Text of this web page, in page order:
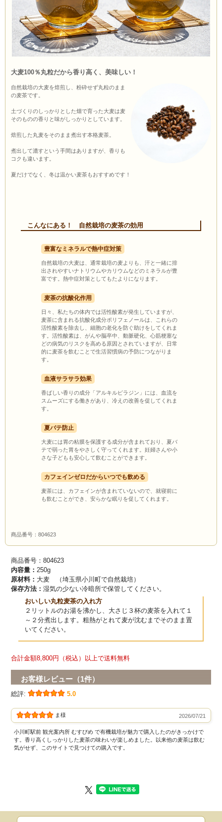
大麦100％丸粒だから香り高く、美味しい！
自然栽培の大麦を焙煎し、粉砕せず丸粒のまま
の麦茶です。
土づくりのしっかりとした畑で育った大麦は麦
そのものの香りと味がしっかりとしています。
焙煎した丸麦をそのまま煮出す本格麦茶。
煮出して漉すという手間はありますが、香りも
コクも違います。
夏だけでなく、冬は温かい麦茶もおすすめです！
こんなにある！ 自然栽培の麦茶の効用
豊富なミネラルで熱中症対策
自然栽培の大麦は、通常栽培の麦よりも、汗と一緒に排
出されやすいナトリウムやカリウムなどのミネラルが豊
富です。熱中症対策としてもたよりになります。
麦茶の抗酸化作用
日々、私たちの体内では活性酸素が発生していますが、
麦茶に含まれる抗酸化成分ポリフェノールは、これらの
活性酸素を除去し、細胞の老化を防ぐ助けをしてくれま
す。活性酸素は、がんや脳卒中、動脈硬化、心筋梗塞な
どの病気のリスクを高める原因とされていますが、日常
的に麦茶を飲むことで生活習慣病の予防につながりま
す。
血液サラサラ効果
香ばしい香りの成分「アルキルピラジン」には、血流を
スムーズにする働きがあり、冷えの改善を促してくれま
す。
夏バテ防止
大麦には胃の粘膜を保護する成分が含まれており、夏バ
テで弱った胃をやさしく守ってくれます。妊婦さんや小
さな子どもも安心して飲むことができます。
カフェインゼロだからいつでも飲める
麦茶には、カフェインが含まれていないので、就寝前に
も飲むことができ、安らかな眠りを促してくれます。
商品番号：804623
商品番号：804623
内容量： 250g
原材料： 大麦 （埼玉県小川町で自然栽培）
保存方法：湿気の少ない冷暗所で保管してください。
おいしい丸粒麦茶の入れ方
２リットルのお湯を沸かし、大さじ３杯の麦茶を入れて１
～２分煮出します。粗熱がとれて麦が沈むまでそのまま置
いてください。
合計金額8,800円（税込）以上で送料無料
お客様レビュー（1件）
総評: 5.0
ま様 2026/07/21
小川町駅前 観光案内所 むすびめ で有機栽培が魅力で購入したのがきっかけで
す。香り高くしっかりした麦茶の味わいが楽しめました。以来他の麦茶は飲む
気がせず、このサイトで見つけての購入です。